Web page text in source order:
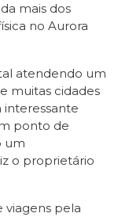
mais dos
no Aurora
atendendo um
muitas cidades
interessante
ponto de
um
o proprietário
viagens pela